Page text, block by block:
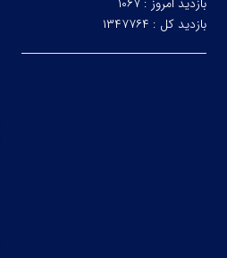
بازدید کل : ۱۳۴۷۷۶۴